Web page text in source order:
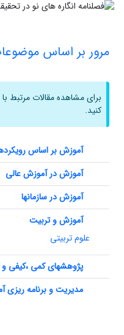
مرور بر اساس
برای مشاهده مقالات مرتبط
کنید.
آموزش بر اساس
آموزش در آموزش عالی
آموزش در سازمانها
آموزش و تربیت
علوم تربیتی
پژوهشهای کمی ،کیفی
مدیریت و برنامه ریزی